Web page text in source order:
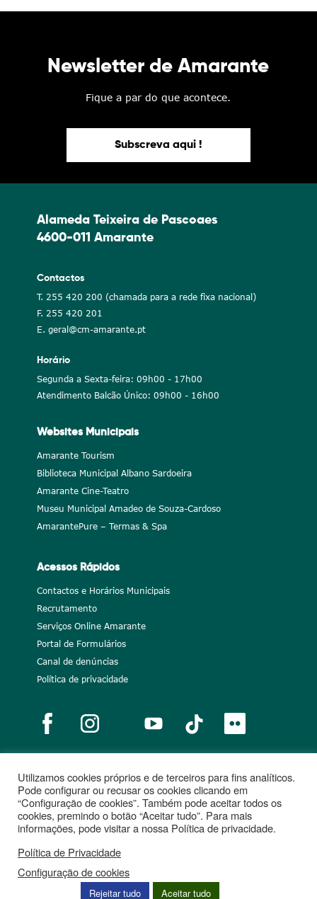
Newsletter de Amarante
Fique a par do que acontece.
Subscreva aqui !
Alameda Teixeira de Pascoaes
4600-011 Amarante
Contactos
T. 255 420 200 (chamada para a rede fixa nacional)
F. 255 420 201
E. geral@cm-amarante.pt
Horário
Segunda a Sexta-feira: 09h00 - 17h00
Atendimento Balcão Único: 09h00 - 16h00
Websites Municipais
Amarante Tourism
Biblioteca Municipal Albano Sardoeira
Amarante Cine-Teatro
Museu Municipal Amadeo de Souza-Cardoso
AmarantePure – Termas & Spa
Acessos Rápidos
Contactos e Horários Municipais
Recrutamento
Serviços Online Amarante
Portal de Formulários
Canal de denúncias
Política de privacidade
Notícias Recrutamento Portugal 2020
União Europeia
Projetos cofinanciados
Utilizamos cookies próprios e de terceiros para fins analíticos.
Pode configurar ou recusar os cookies clicando em
“Configuração de cookies”. Também pode aceitar todos os
cookies, premindo o botão “Aceitar tudo”. Para mais
informações, pode visitar a nossa Política de privacidade.
Política de Privacidade
Configuração de cookies
Rejeitar tudo Aceitar tudo